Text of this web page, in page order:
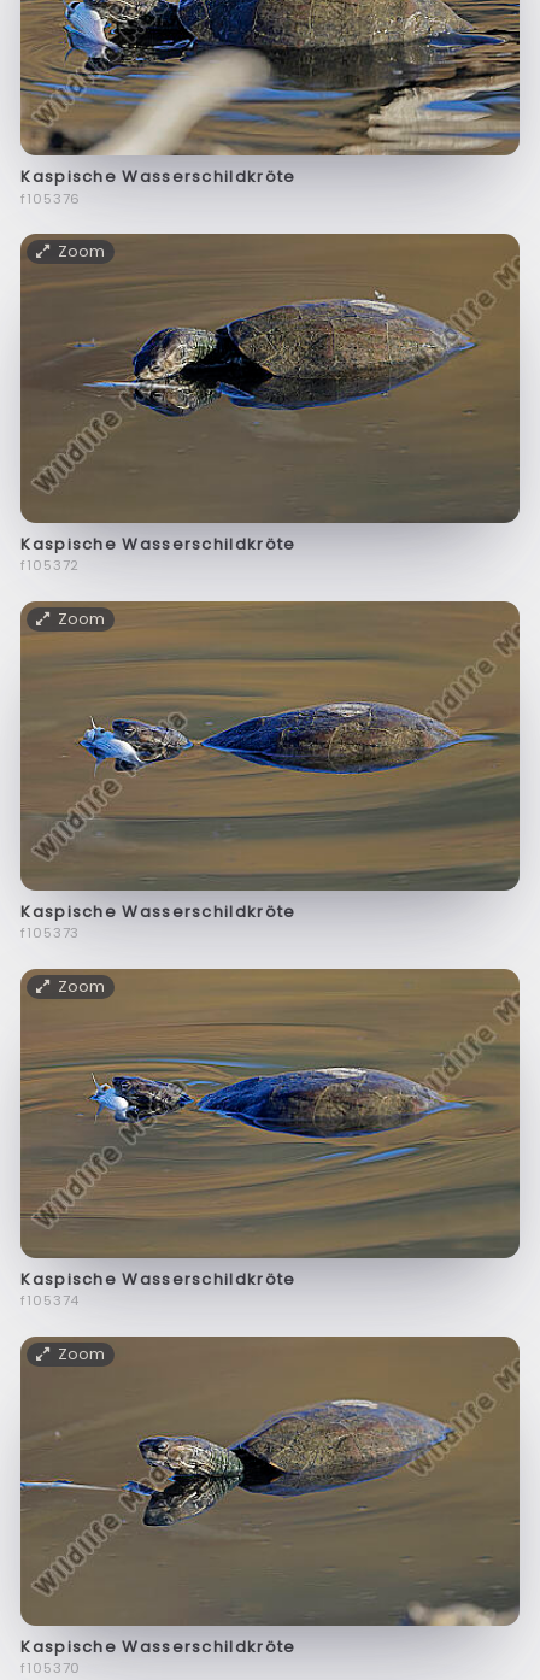
Kaspische Wasserschildkröte
f105376
Zoom
Kaspische Wasserschildkröte
f105372
Zoom
Kaspische Wasserschildkröte
f105373
Zoom
Kaspische Wasserschildkröte
f105374
Zoom
Kaspische Wasserschildkröte
f105370